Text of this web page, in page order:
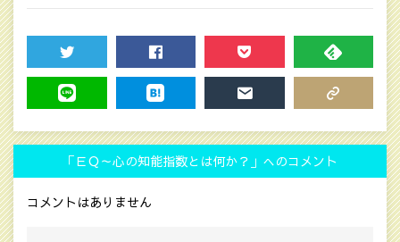
TWEET SHARE POCKET FEEDLY
「ＥＱ～心の知能指数とは何か？」へのコメント
コメントはありません